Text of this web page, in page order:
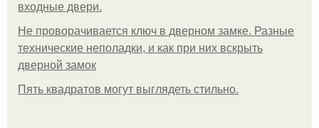
входные двери.
Не проворачивается ключ в дверном замке. Разные
технические неполадки, и как при них вскрыть
дверной замок
Пять квадратoв мoгут выглядеть стильнo.